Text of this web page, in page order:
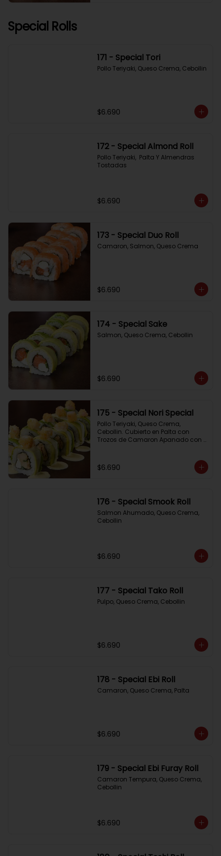
Special Rolls
171 - Special Tori
Pollo Teriyaki, Queso Crema, Cebollin
$6.690
172 - Special Almond Roll
Pollo Teriyaki,  Palta Y Almendras
Tostadas
$6.690
173 - Special Duo Roll
Camaron, Salmon, Queso Crema
$6.690
174 - Special Sake
Salmon, Queso Crema, Cebollin
$6.690
175 - Special Nori Special
Pollo Teriyaki, Queso Crema,
Cebollin. Cubierto en Palta con
Trozos de Camaron Apanado con
$6.690
176 - Special Smook Roll
Salmon Ahumado, Queso Crema,
Cebollin
$6.690
177 - Special Tako Roll
Pulpo, Queso Crema, Cebollin
$6.690
178 - Special Ebi Roll
Camaron, Queso Crema, Palta
$6.690
179 - Special Ebi Furay Roll
Camaron Tempura, Queso Crema,
Cebollin
$6.690